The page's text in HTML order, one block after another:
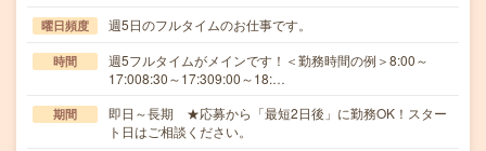
曜日頻度 週5日のフルタイムのお仕事です。
時間
週5フルタイムがメインです！＜勤務時間の例＞8:00～
17:008:30～17:309:00～18:…
期間
即日～長期 ★応募から「最短2日後」に勤務OK！スター
ト日はご相談ください。